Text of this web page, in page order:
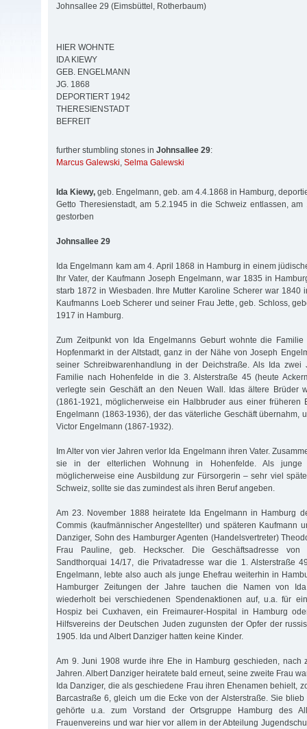
Johnsallee 29 (Eimsbüttel, Rotherbaum)
HIER WOHNTE
IDA KIEWY
GEB. ENGELMANN
JG. 1868
DEPORTIERT 1942
THERESIENSTADT
BEFREIT
further stumbling stones in Johnsallee 29:
Marcus Galewski, Selma Galewski
Ida Kiewy, geb. Engelmann, geb. am 4.4.1868 in Hamburg,
Getto Theresienstadt, am 5.2.1945 in die Schweiz entlassen,
gestorben
Johnsallee 29
Ida Engelmann kam am 4. April 1868 in Hamburg in einem
Ihr Vater, der Kaufmann Joseph Engelmann, war 1835 in
starb 1872 in Wiesbaden. Ihre Mutter Karoline Scherer war 1840
Kaufmanns Loeb Scherer und seiner Frau Jette, geb. Schloss,
1917 in Hamburg.
Zum Zeitpunkt von Ida Engelmanns Geburt wohnte die
Hopfenmarkt in der Altstadt, ganz in der Nähe von Joseph
seiner Schreibwarenhandlung in der Deichstraße. Als Ida
Familie nach Hohenfelde in die 3. Alsterstraße 45 (heute
verlegte sein Geschäft an den Neuen Wall. Idas ältere Brüder
(1861-1921, möglicherweise ein Halbbruder aus einer früheren
Engelmann (1863-1936), der das väterliche Geschäft übernahm,
Victor Engelmann (1867-1932).
Im Alter von vier Jahren verlor Ida Engelmann ihren Vater.
sie in der elterlichen Wohnung in Hohenfelde. Als junge
möglicherweise eine Ausbildung zur Fürsorgerin – sehr viel
Schweiz, sollte sie das zumindest als ihren Beruf angeben.
Am 23. November 1888 heiratete Ida Engelmann in Hamburg
Commis (kaufmännischer Angestellter) und späteren Kaufmann
Danziger, Sohn des Hamburger Agenten (Handelsvertreter)
Frau Pauline, geb. Heckscher. Die Geschäftsadresse
Sandthorquai 14/17, die Privatadresse war die 1. Alsterstraße
Engelmann, lebte also auch als junge Ehefrau weiterhin in
Hamburger Zeitungen der Jahre tauchen die Namen von
wiederholt bei verschiedenen Spendenaktionen auf, u.a. für
Hospiz bei Cuxhaven, ein Freimaurer-Hospital in Hamburg
Hilfsvereins der Deutschen Juden zugunsten der Opfer der
1905. Ida und Albert Danziger hatten keine Kinder.
Am 9. Juni 1908 wurde ihre Ehe in Hamburg geschieden, nach
Jahren. Albert Danziger heiratete bald erneut, seine zweite Frau
Ida Danziger, die als geschiedene Frau ihren Ehenamen behielt,
Barcastraße 6, gleich um die Ecke von der Alsterstraße. Sie
gehörte u.a. zum Vorstand der Ortsgruppe Hamburg des
Frauenvereins und war hier vor allem in der Abteilung